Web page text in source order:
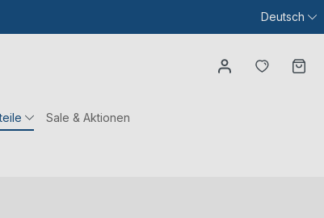
Deutsch
Du
Sale & Aktionen